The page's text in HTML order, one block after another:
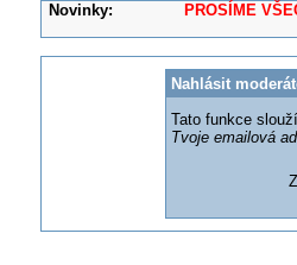
Novinky: PROSÍME
Nahlásit
Tato funkce
Tvoje emailová